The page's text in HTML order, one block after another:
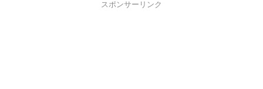
スポンサーリンク